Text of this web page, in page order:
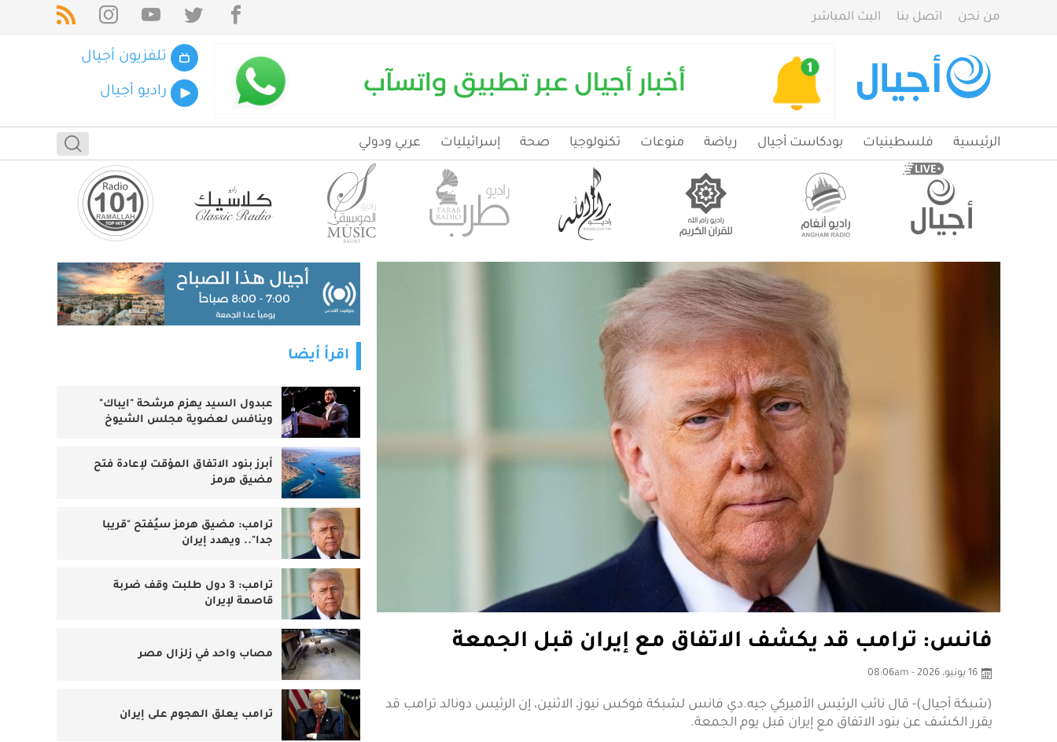
من نحن اتصل بنا البث المباشر
تلفزيون أجيال
راديو أجيال
الرئيسية فلسطينيات بودكاست أجيال رياضة منوعات تكنولوجيا صحة إسرائيليات عربي ودولي
فانس: ترامب قد يكشف الاتفاق مع إيران قبل الجمعة
16 يونيو، 2026 - 08:06am
(شبكة أجيال)- قال نائب الرئيس الأميركي جيه.دي فانس لشبكة فوكس نيوز، الاثنين، إن الرئيس دونالد ترامب قد
يقرر الكشف عن بنود الاتفاق مع إيران قبل يوم الجمعة.
اقرأ أيضا
عبدول السيد يهزم مرشحة "ايباك"
وينافس لعضوية مجلس الشيوخ
أبرز بنود الاتفاق المؤقت لإعادة فتح
مضيق هرمز
ترامب: مضيق هرمز سيُفتح "قريبا
جدا".. ويهدد إيران
ترامب: 3 دول طلبت وقف ضربة
قاصمة لإيران
مصاب واحد في زلزال مصر
ترامب يعلق الهجوم على إيران